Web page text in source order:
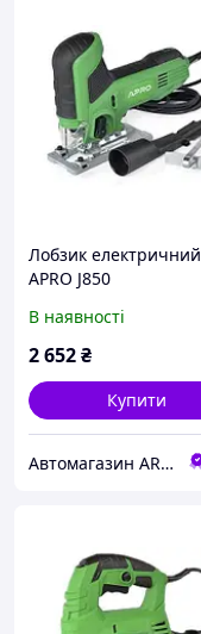
Лобзик електричний
APRO J850
В наявності
2 652₴
Купити
Автомагазин ARKdetali - запчастини, ремонт та догляд за авто